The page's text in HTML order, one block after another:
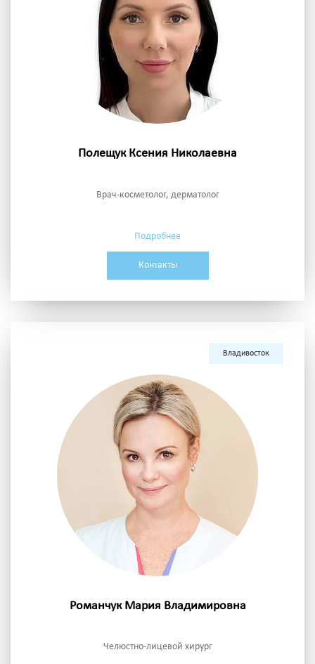
Полещук Ксения Николаевна
Врач-косметолог, дерматолог
Подробнее
Контакты
Владивосток
Романчук Мария Владимировна
Челюстно-лицевой хирург